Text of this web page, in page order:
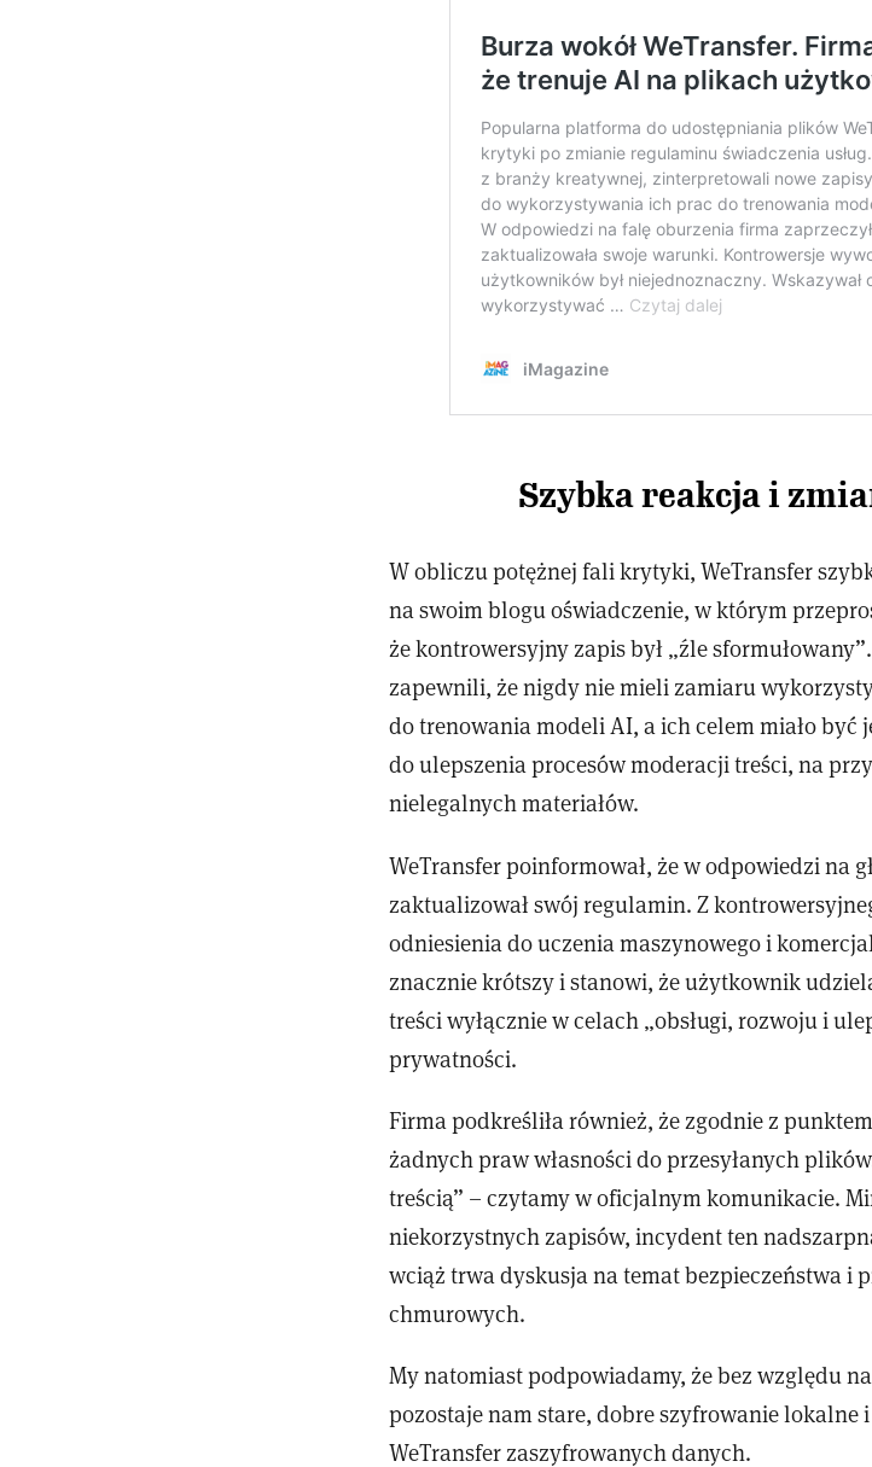
Szybka reakcja i
W obliczu potężnej fali krytyki, WeTransfer
na swoim blogu oświadczenie, w którym
że kontrowersyjny zapis był „źle
zapewnili, że nigdy nie mieli zamiaru
do trenowania modeli AI, a ich celem miało
do ulepszenia procesów moderacji treści, na
nielegalnych materiałów.
WeTransfer poinformował, że w odpowiedzi na
zaktualizował swój regulamin. Z
odniesienia do uczenia maszynowego i
znacznie krótszy i stanowi, że użytkownik
treści wyłącznie w celach „obsługi, rozwoju i
prywatności.
Firma podkreśliła również, że zgodnie z
żadnych praw własności do przesyłanych
treścią” – czytamy w oficjalnym komunikacie.
niekorzystnych zapisów, incydent ten
wciąż trwa dyskusja na temat bezpieczeństwa i
chmurowych.
My natomiast podpowiadamy, że bez względu
pozostaje nam stare, dobre szyfrowanie lokalne
WeTransfer zaszyfrowanych danych.